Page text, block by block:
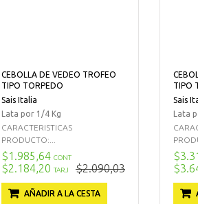
CEBOLLA DE VEDEO TROFEO
TIPO TORPEDO
Sais Italia
Lata por 1/4 Kg
CARACTERISTICAS
PRODUCTO:...
$1.985,64 CONT
$2.184,20 TARJ $2.090,03
AÑADIR A LA CESTA
TIPO
Sais
Lata